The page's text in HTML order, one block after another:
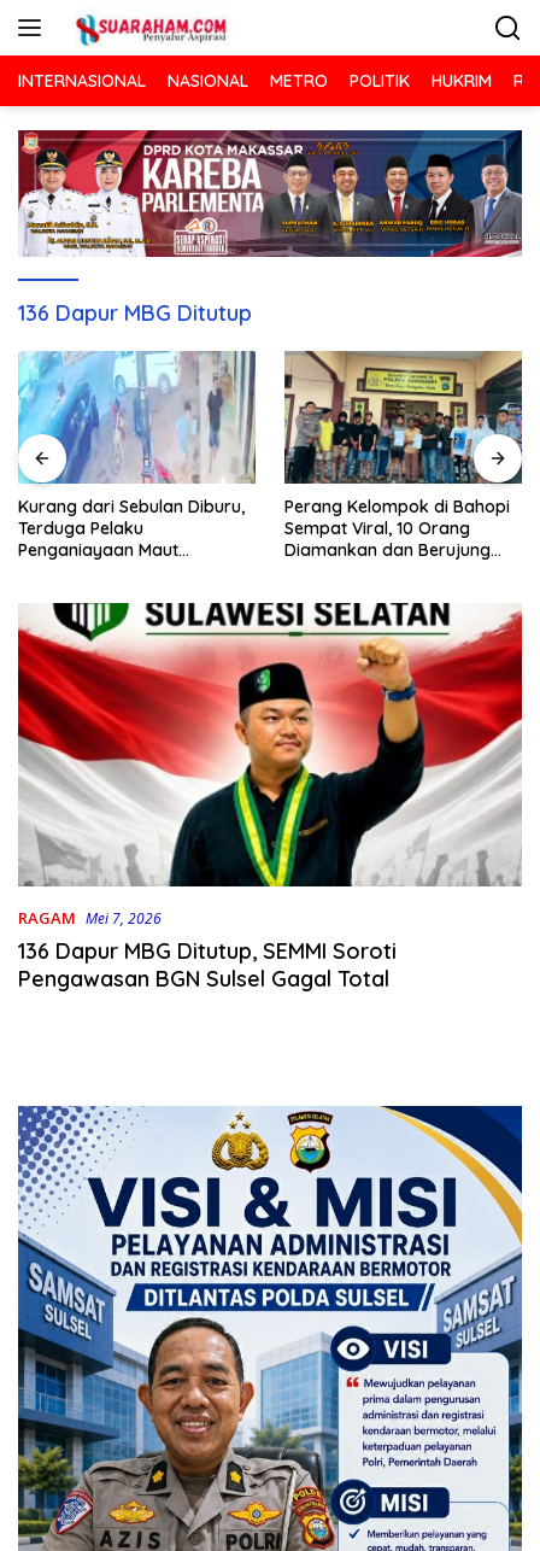
INTERNASIONAL NASIONAL METRO POLITIK HUKRIM
136 Dapur MBG Ditutup
Kurang dari Sebulan Diburu,
Terduga Pelaku
Penganiayaan Maut
Perang Kelompok di Bahopi
Sempat Viral, 10 Orang
Diamankan dan Berujung
RAGAM Mei 7, 2026
136 Dapur MBG Ditutup, SEMMI Soroti
Pengawasan BGN Sulsel Gagal Total